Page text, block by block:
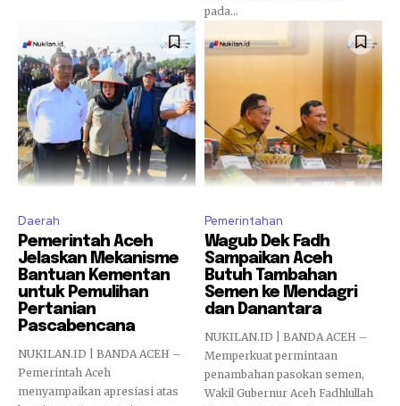
pada...
Daerah
Pemerintah Aceh
Jelaskan Mekanisme
Bantuan Kementan
untuk Pemulihan
Pertanian
Pascabencana
NUKILAN.ID | BANDA ACEH –
Pemerintah Aceh
menyampaikan apresiasi atas
Pemerintahan
Wagub Dek Fadh
Sampaikan Aceh
Butuh Tambahan
Semen ke Mendagri
dan Danantara
NUKILAN.ID | BANDA ACEH –
Memperkuat permintaan
penambahan pasokan semen,
Wakil Gubernur Aceh Fadhlullah